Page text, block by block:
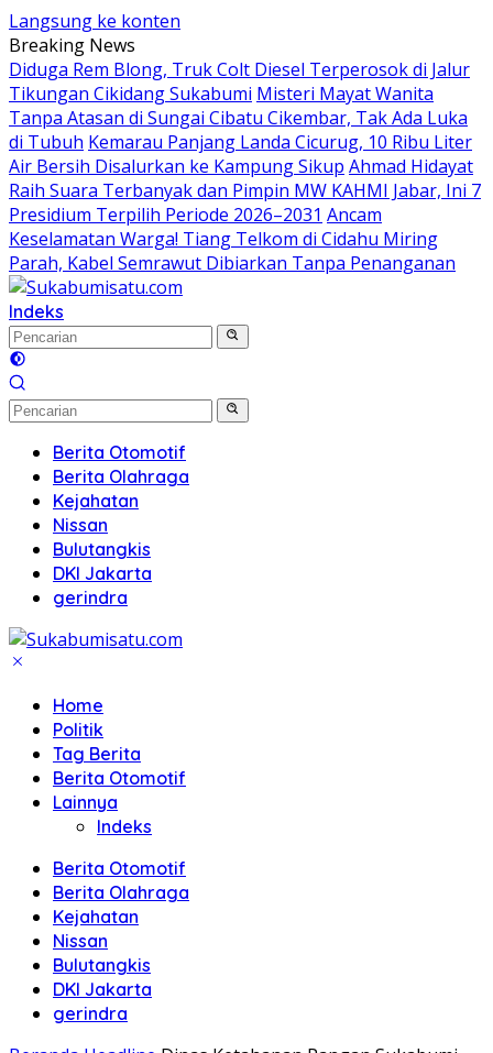
Langsung ke konten
Breaking News
Diduga Rem Blong, Truk Colt Diesel Terperosok di Jalur
Tikungan Cikidang Sukabumi Misteri Mayat Wanita
Tanpa Atasan di Sungai Cibatu Cikembar, Tak Ada Luka
di Tubuh Kemarau Panjang Landa Cicurug, 10 Ribu Liter
Air Bersih Disalurkan ke Kampung Sikup Ahmad Hidayat
Raih Suara Terbanyak dan Pimpin MW KAHMI Jabar, Ini 7
Presidium Terpilih Periode 2026–2031 Ancam
Keselamatan Warga! Tiang Telkom di Cidahu Miring
Parah, Kabel Semrawut Dibiarkan Tanpa Penanganan
Indeks
Berita Otomotif
Berita Olahraga
Kejahatan
Nissan
Bulutangkis
DKI Jakarta
gerindra
Home
Politik
Tag Berita
Berita Otomotif
Lainnya
Indeks
Berita Otomotif
Berita Olahraga
Kejahatan
Nissan
Bulutangkis
DKI Jakarta
gerindra